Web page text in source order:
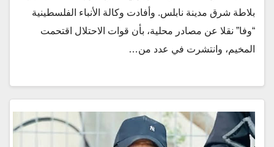
بلاطة شرق مدينة نابلس. وأفادت وكالة الأنباء الفلسطينية
“وفا” نقلا عن مصادر محلية، بأن قوات الاحتلال اقتحمت
المخيم، وانتشرت في عدد من…